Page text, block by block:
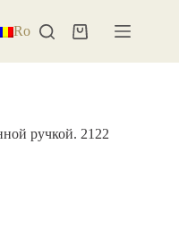
Ro Корзина
ручкой. 2122